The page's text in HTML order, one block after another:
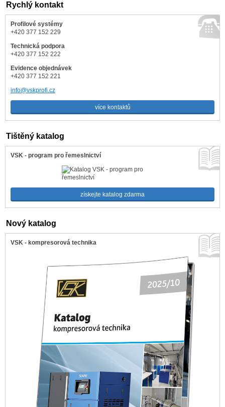
Rychlý kontakt
Profilové systémy
+420 377 152 229
Technická podpora
+420 377 152 222
Evidence objednávek
+420 377 152 221
info@vskprofi.cz
více kontaktů
Tištěný katalog
VSK - program pro řemeslnictví
získejte katalog zdarma
Nový katalog
VSK - kompresorová technika